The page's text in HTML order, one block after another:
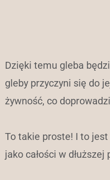
Dzięki temu gleba
gleby przyczyni się do
żywność, co
To takie proste! I to
jako całości w